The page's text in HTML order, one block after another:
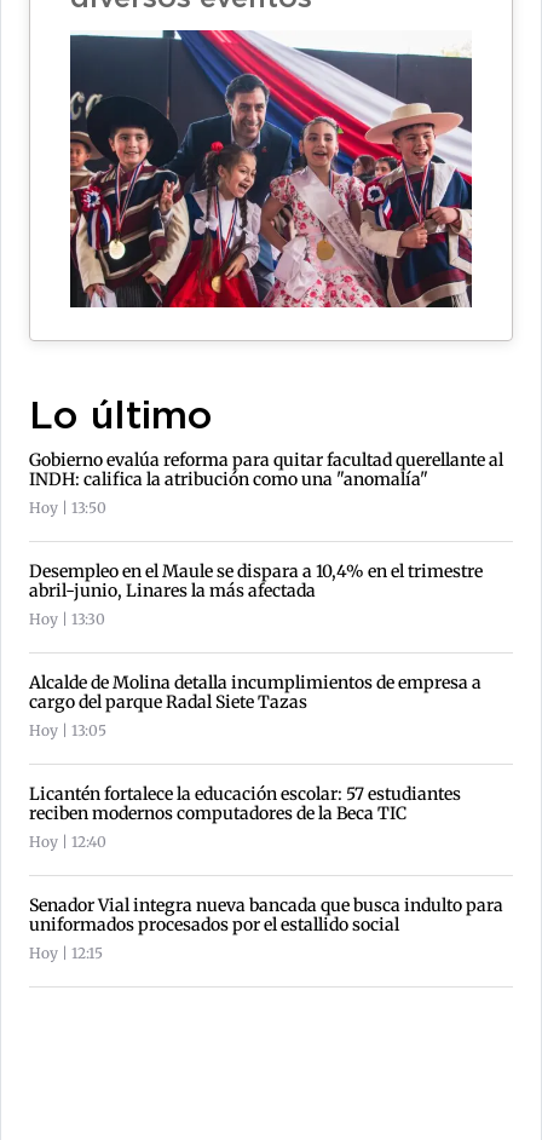
Lo último
Gobierno evalúa reforma para quitar facultad querellante al
INDH: califica la atribución como una "anomalía"
Hoy | 13:50
Desempleo en el Maule se dispara a 10,4% en el trimestre
abril-junio, Linares la más afectada
Hoy | 13:30
Alcalde de Molina detalla incumplimientos de empresa a
cargo del parque Radal Siete Tazas
Hoy | 13:05
Licantén fortalece la educación escolar: 57 estudiantes
reciben modernos computadores de la Beca TIC
Hoy | 12:40
Senador Vial integra nueva bancada que busca indulto para
uniformados procesados por el estallido social
Hoy | 12:15